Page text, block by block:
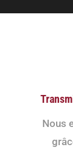
Nous